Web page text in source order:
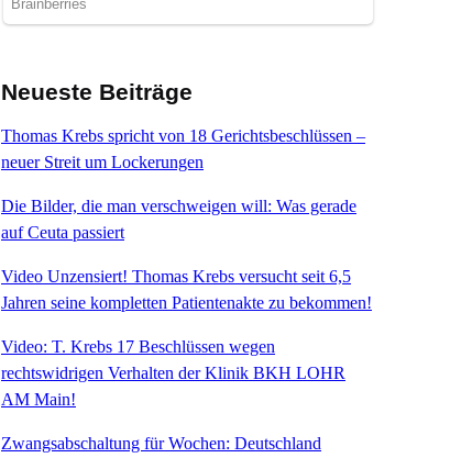
Neueste Beiträge
Thomas Krebs spricht von 18 Gerichtsbeschlüssen –
neuer Streit um Lockerungen
Die Bilder, die man verschweigen will: Was gerade
auf Ceuta passiert
Video Unzensiert! Thomas Krebs versucht seit 6,5
Jahren seine kompletten Patientenakte zu bekommen!
Video: T. Krebs 17 Beschlüssen wegen
rechtswidrigen Verhalten der Klinik BKH LOHR
AM Main!
Zwangsabschaltung für Wochen: Deutschland